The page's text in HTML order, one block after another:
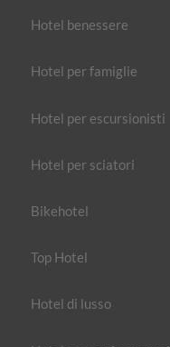
Hotel benessere
Hotel per famiglie
Hotel per escursionisti
Hotel per sciatori
Bikehotel
Top Hotel
Hotel di lusso